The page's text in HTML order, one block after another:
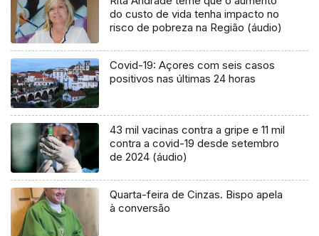
do custo de vida tenha impacto no
risco de pobreza na Região (áudio)
Covid-19: Açores com seis casos
positivos nas últimas 24 horas
43 mil vacinas contra a gripe e 11 mil
contra a covid-19 desde setembro
de 2024 (áudio)
Quarta-feira de Cinzas. Bispo apela
à conversão